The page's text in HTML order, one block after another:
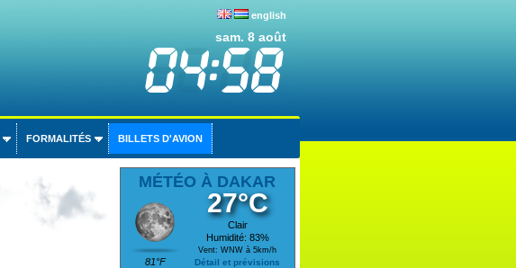
english
sam. 8 août
FORMALITÉS BILLETS D'AVION
MÉTÉO À DAKAR
81°F
27°C
Clair
Humidité: 83%
Vent: WNW à 5km/h
Détail et prévisions